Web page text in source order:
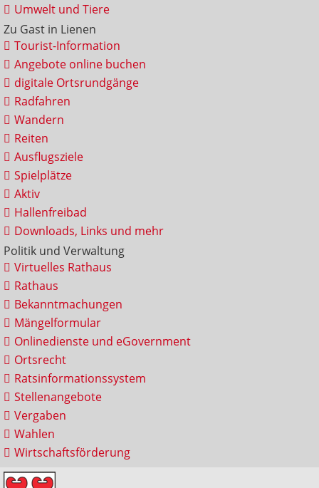
Umwelt und Tiere
Zu Gast in Lienen
Tourist-Information
Angebote online buchen
digitale Ortsrundgänge
Radfahren
Wandern
Reiten
Ausflugsziele
Spielplätze
Aktiv
Hallenfreibad
Downloads, Links und mehr
Politik und Verwaltung
Virtuelles Rathaus
Rathaus
Bekanntmachungen
Mängelformular
Onlinedienste und eGovernment
Ortsrecht
Ratsinformationssystem
Stellenangebote
Vergaben
Wahlen
Wirtschaftsförderung